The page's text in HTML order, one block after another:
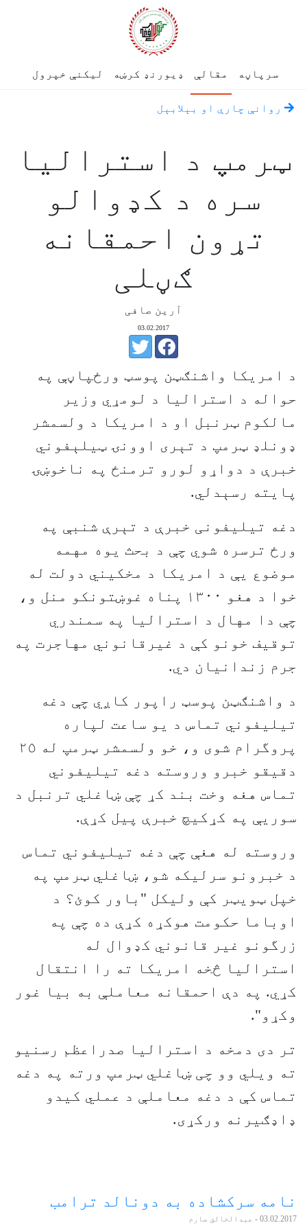
سرپاڼه مقالې ډیورنډ کرښه لیکنې خپرول
روانې چارې او بېلابېل
ټرمپ د استرالیا
سره د کډوالو
تړون احمقانه
ګڼلی
آرین صافی
03.02.2017
د امریکا واشنګټن پوسټ ورځپاڼې په
حواله د استرالیا د لومړي وزیر
مالکوم ټرنبل او د امریکا د ولسمشر
ډونلډ ټرمپ د تېری اوونۍ ټیلېفوني
خبرې د دواړو لورو ترمنځ په ناخوښۍ
پایته رسېدلي.
دغه تیلیفونی خبرې د تېرې شنبې په
ورځ ترسره شوي چې د بحث یوه مهمه
موضوع یې د امریکا د مخکیني دولت له
خوا د هغو ۱۳۰۰ پناه غوښتونکو منل و،
چې دا مهال د استرالیا په سمندري
توقیف خونو کې د غیرقانوني مهاجرت په
جرم زندانیان دي.
د واشنګټن پوسټ راپور کاږي چې دغه
تیلیفوني تماس د یو ساعت لپاره
پروگرام شوی و، خو ولسمشر ټرمپ له ٢٥
دقیقو خبرو وروسته دغه تیلیفوني
تماس هغه وخت بند کړ چې ښاغلي ترنبل د
سوریې په کړکیچ خبرې پیل کړې.
وروسته له هغې چې دغه تیلیفوني تماس
د خبرونو سرلیکه شو، ښاغلي ټرمپ په
خپل ټویټر کې ولیکل "باور کوئ؟ د
اوباما حکومت هوکړه کړې ده چې په
زرگونو غیر قانوني کډوال له
استرالیا څخه امریکا ته را انتقال
کړي. په دې احمقانه معاملې به بیا غور
وکړو".
تر دی دمخه د استرالیا صدراعظم رسنیو
ته ویلي وو چی ښاغلي ټرمپ ورته په دغه
تماس کې د دغه معاملې د عملي کیدو
ډاډګیرنه ورکړی.
نامه سركشاده به دونالد ترامب
03.02.2017 - عبدالخالق صارم